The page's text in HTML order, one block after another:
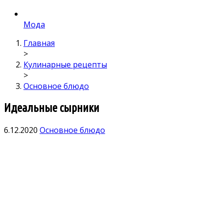
Мода
Главная
>
Кулинарные рецепты
>
Основное блюдо
Идеальные сырники
6.12.2020 Основное блюдо